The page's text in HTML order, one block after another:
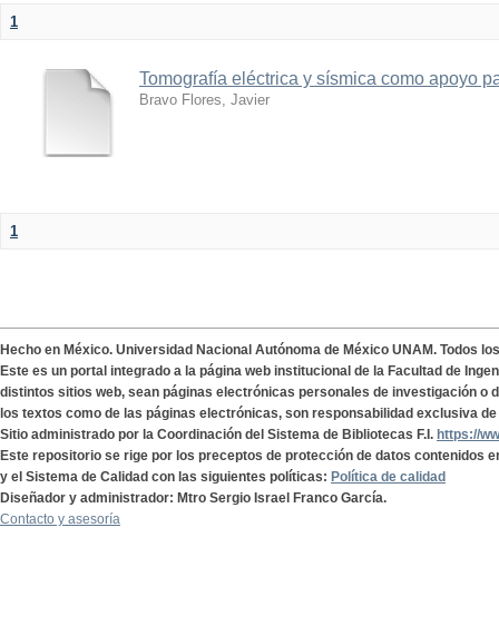
1
Tomografía eléctrica y sísmica como apoyo
Bravo Flores, Javier
1
Hecho en México. Universidad Nacional Autónoma de México UNAM. Todos
Este es un portal integrado a la página web institucional de la Facultad de
distintos sitios web, sean páginas electrónicas personales de investigación o
los textos como de las páginas electrónicas, son responsabilidad exclusiva
Sitio administrado por la Coordinación del Sistema de Bibliotecas F.I. https://
Este repositorio se rige por los preceptos de protección de datos contenidos
y el Sistema de Calidad con las siguientes políticas: Política de calidad
Diseñador y administrador: Mtro Sergio Israel Franco García.
Contacto y asesoría